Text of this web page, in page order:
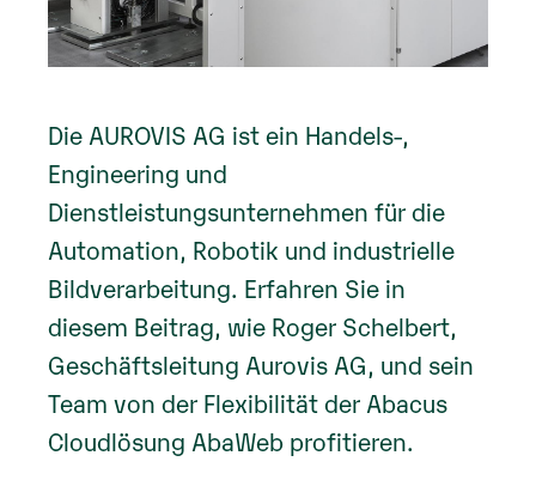
Die AUROVIS AG ist ein Handels-,
Engineering und
Dienstleistungsunternehmen für die
Automation, Robotik und industrielle
Bildverarbeitung. Erfahren Sie in
diesem Beitrag, wie Roger Schelbert,
Geschäftsleitung Aurovis AG, und sein
Team von der Flexibilität der Abacus
Cloudlösung AbaWeb profitieren.